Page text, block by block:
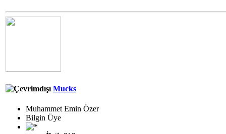
Mucks
Muhammet Emin Özer
Bilgin Üye